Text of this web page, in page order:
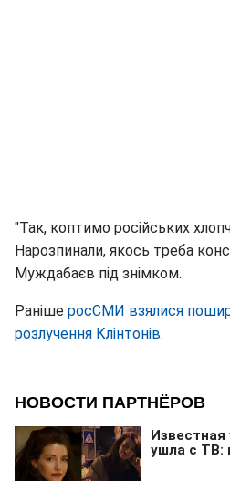
"Так, коптимо російських
Нарозпинали, якось треба
Муждабаєв під знімком.
Раніше росСМИ взялися
розлучення Клінтонів.